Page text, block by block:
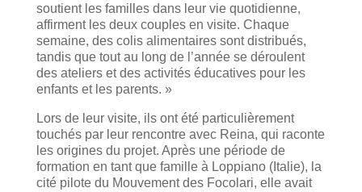
soutient les familles dans leur vie quotidienne,
affirment les deux couples en visite. Chaque
semaine, des colis alimentaires sont distribués,
tandis que tout au long de l’année se déroulent
des ateliers et des activités éducatives pour les
enfants et les parents. »
Lors de leur visite, ils ont été particulièrement
touchés par leur rencontre avec Reina, qui raconte
les origines du projet. Après une période de
formation en tant que famille à Loppiano (Italie), la
cité pilote du Mouvement des Focolari, elle avait